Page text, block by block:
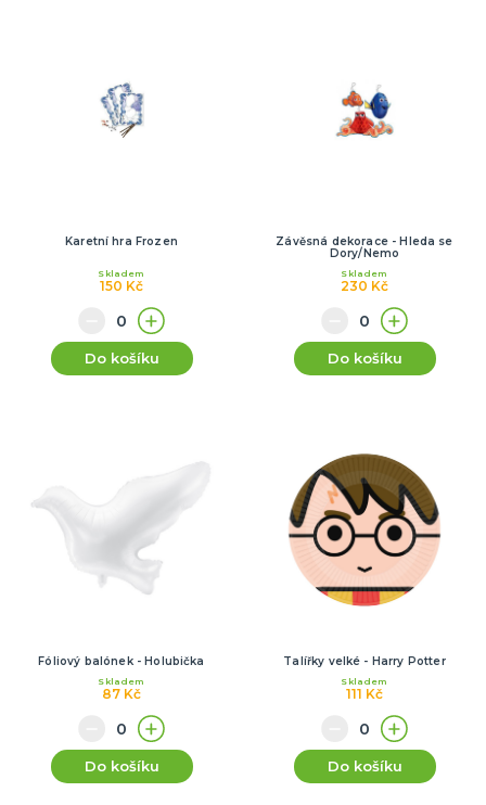
Karetní hra Frozen
150 Kč
Skladem
Do košíku
Závěsná dekorace - Hleda se
Dory/Nemo
230 Kč
Skladem
Do košíku
Fóliový balónek - Holubička
87 Kč
Skladem
Do košíku
Talířky velké - Harry Potter
111 Kč
Skladem
Do košíku